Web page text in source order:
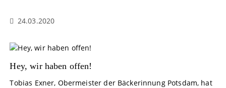
24.03.2020
Hey, wir haben offen!
Tobias Exner, Obermeister der Bäckerinnung Potsdam, hat